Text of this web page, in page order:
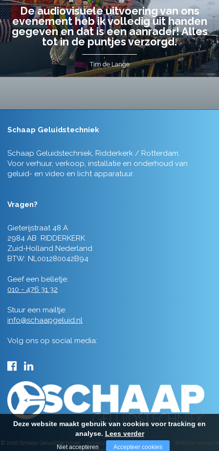
De audiovisuele uitvoering van ons
evenement heb ik volledig uit handen
gegeven en dat is een aanrader! Alles
tot in de puntjes verzorgd.
Tim de Lange
Schaap Geluidstechniek
Schaap Geluidstechniek, Ridderkerk / Rotterdam.
Voor verhuur, verkoop, installatie en onderhoud van
geluid- en video en licht apparatuur.
Vragen?
Gieterijstraat 48 A
2984 AB RIDDERKERK
Zuid-Holland Nederland
BTW: NL001280042B94
Geef een belletje:
010 - 476 31 32
Stuur een mailtje:
info@schaapgeluid.nl
Volg ons op social media:
© 2026 Schaap Geluidstechniek - privacy - algemene voorwaarden- Website realisatie
Deze website maakt gebruik van cookies voor tracking en
analyse. Lees verder
Niet accepteren Accepteer cookies